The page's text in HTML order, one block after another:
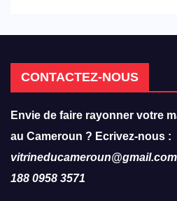
CONTACTEZ-NOUS
Envie de faire rayonner votre
au Cameroun ? Ecrivez-nous :
188 0958 3571